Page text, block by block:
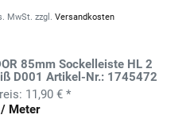
MwSt. zzgl.Versandkosten
85mm Sockelleiste HL 2
D001 Artikel-Nr.: 1745472
11,90 € *
Meter